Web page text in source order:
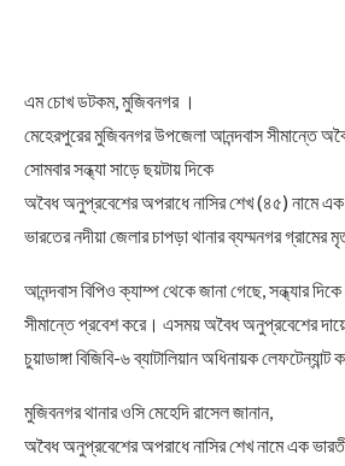
এম চোখ ডটকম, মুজিবনগর ।
মেহেরপুরের মুজিবনগর উপজেলা আনন্দবাস সীমান্তে
সোমবার সন্ধ্যা সাড়ে ছয়টায় দিকে
অবৈধ অনুপ্রবেশের অপরাধে নাসির শেখ (৪৫) নামে এক
ভারতের নদীয়া জেলার চাপড়া থানার ব্যম্মনগর গ্রামের
আনন্দবাস বিপিও ক্যাম্প থেকে জানা গেছে, সন্ধ্যার
সীমান্তে প্রবেশ করে। এসময় অবৈধ অনুপ্রবেশের
চুয়াডাঙ্গা বিজিবি-৬ ব্যাটালিয়ান অধিনায়ক
মুজিবনগর থানার ওসি মেহেদি রাসেল জানান,
অবৈধ অনুপ্রবেশের অপরাধে নাসির শেখ নামে এক